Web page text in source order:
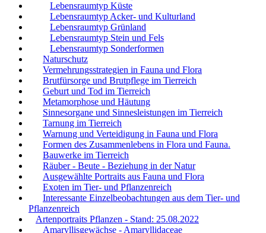
Lebensraumtyp Küste
Lebensraumtyp Acker- und Kulturland
Lebensraumtyp Grünland
Lebensraumtyp Stein und Fels
Lebensraumtyp Sonderformen
Naturschutz
Vermehrungsstrategien in Fauna und Flora
Brutfürsorge und Brutpflege im Tierreich
Geburt und Tod im Tierreich
Metamorphose und Häutung
Sinnesorgane und Sinnesleistungen im Tierreich
Tarnung im Tierreich
Warnung und Verteidigung in Fauna und Flora
Formen des Zusammenlebens in Flora und Fauna.
Bauwerke im Tierreich
Räuber - Beute - Beziehung in der Natur
Ausgewählte Portraits aus Fauna und Flora
Exoten im Tier- und Pflanzenreich
Interessante Einzelbeobachtungen aus dem Tier- und
Pflanzenreich
Artenportraits Pflanzen - Stand: 25.08.2022
Amaryllisgewächse - Amaryllidaceae